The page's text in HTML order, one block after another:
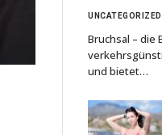
UNCATEGORIZED
Bruchsal – die
und bietet…